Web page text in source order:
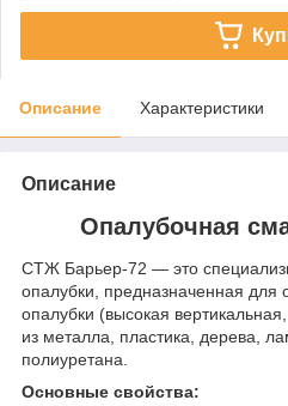
Описание Характеристики
Описание
Опалубочная
СТЖ Барьер-72 — это
опалубки, предназначенная для
опалубки (высокая
из металла, пластика, дерева,
полиуретана.
Основные свойства: